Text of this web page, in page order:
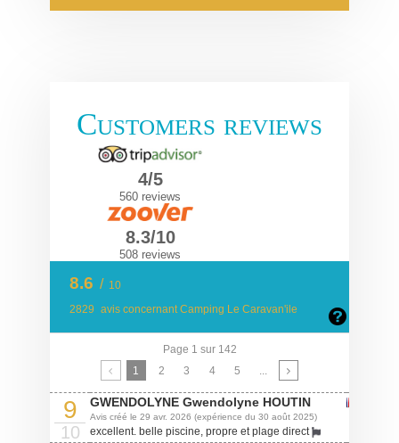
Customers reviews
4/5
560 reviews
8.3/10
508 reviews
8.6 / 10
2829 avis concernant Camping Le Caravan'ile
Page 1 sur 142
1
2 3 4 5
9
10
GWENDOLYNE Gwendolyne HOUTIN
Avis créé le 29 avr. 2026 (expérience du 30 août 2025)
excellent. belle piscine, propre et plage direct